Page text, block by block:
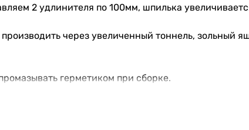
2 удлинителя по 100мм, шпилька
через увеличенный тоннель, зольный
герметиком при сборке.